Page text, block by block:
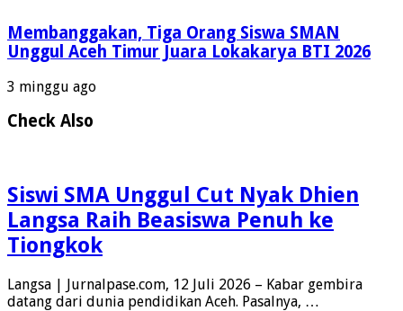
Membanggakan, Tiga Orang Siswa SMAN
Unggul Aceh Timur Juara Lokakarya BTI 2026
3 minggu ago
Check Also
Siswi SMA Unggul Cut Nyak Dhien
Langsa Raih Beasiswa Penuh ke
Tiongkok
Langsa | Jurnalpase.com, 12 Juli 2026 – Kabar gembira
datang dari dunia pendidikan Aceh. Pasalnya, …